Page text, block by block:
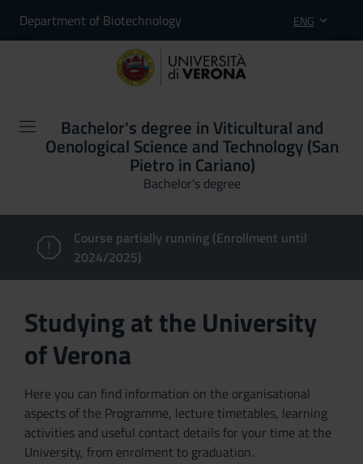
Department of Biotechnology ENG
Bachelor's degree in Viticultural and
Oenological Science and Technology (San
Pietro in Cariano)
Bachelor's degree
Course partially running (Enrollment until
2024/2025)
Studying at the University
of Verona
Here you can find information on the organisational
aspects of the Programme, lecture timetables, learning
activities and useful contact details for your time at the
University, from enrolment to graduation.